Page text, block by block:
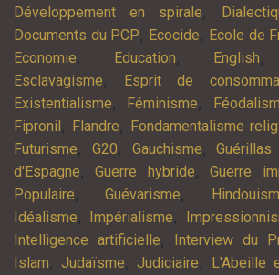
Développement en spirale,
Documents du PCP, Ecocide, Ecole de
Economie, Education, English
Esclavagisme, Esprit de
Existentialisme, Féminisme,
Fipronil , Flandre, Fondamentalisme
Futurisme, G20, Gauchisme,Guérillas
d'Espagne,Guerre hybride,Guerre
Populaire,Guévarisme,
Idéalisme, Impérialisme,
Intelligence artificielle, Interview du
Islam, Judaïsme, Judiciaire, L'Abeille